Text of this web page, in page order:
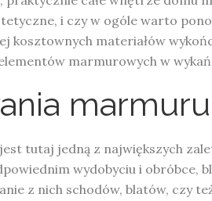
i czy w ogóle warto
kosztownych materiałów
marmurowych w
tutaj jedną z największych
wydobyciu i
z nich schodów, blatów, czy